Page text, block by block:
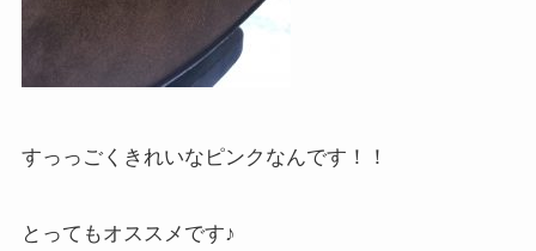
すっっごくきれいなピンクなんです！！
とってもオススメです♪